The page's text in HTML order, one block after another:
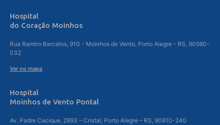
Hospital
do Coração Moinhos
Rua Ramiro Barcelos, 910 - Moinhos de Vento, Porto Alegre - RS, 90560-
032
Ver no mapa
Hospital
Moinhos de Vento Pontal
Av. Padre Cacique, 2893 – Cristal, Porto Alegre – RS, 90810-240